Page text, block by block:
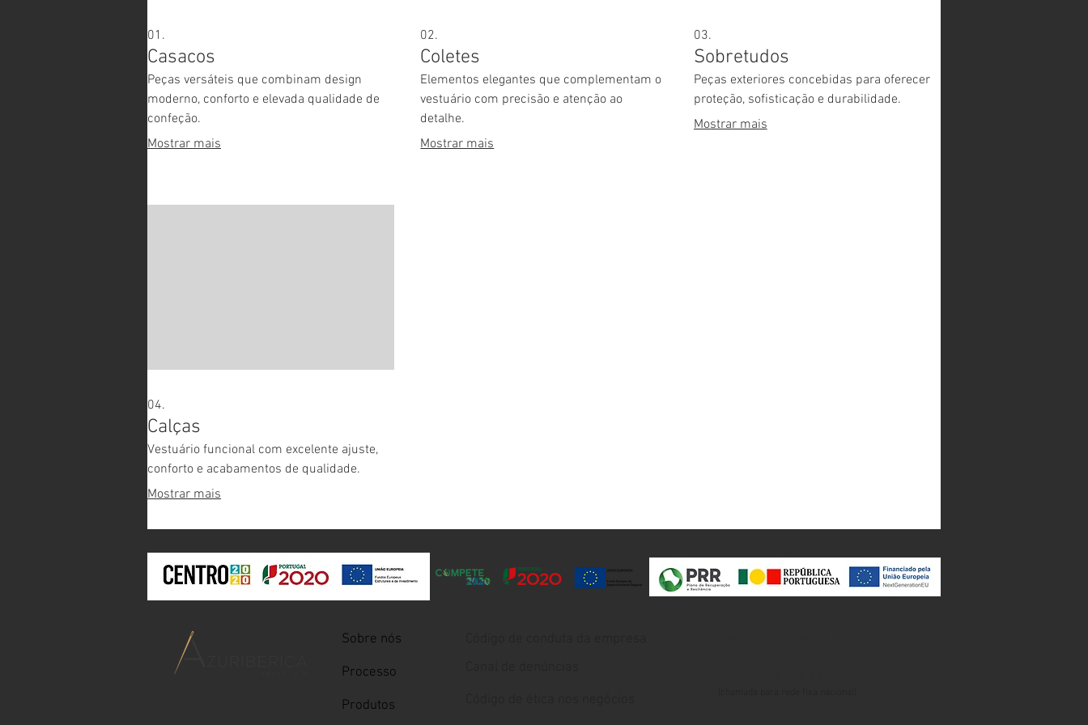
01.
Casacos
Peças versáteis que combinam design
moderno, conforto e elevada qualidade de
confeção.
Mostrar mais
02.
Coletes
Elementos elegantes que complementam o
vestuário com precisão e atenção ao
detalhe.
Mostrar mais
03.
Sobretudos
Peças exteriores concebidas para oferecer
proteção, sofisticação e durabilidade.
Mostrar mais
04.
Calças
Vestuário funcional com excelente ajuste,
conforto e acabamentos de qualidade.
Mostrar mais
Sobre nós
Processo
Produtos